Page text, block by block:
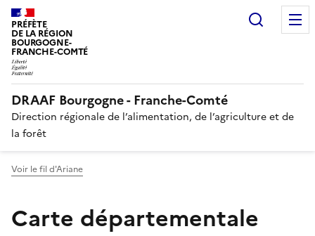
PRÉFÈTE
DE LA RÉGION
BOURGOGNE-
FRANCHE-COMTÉ
DRAAF Bourgogne - Franche-Comté
Direction régionale de l’alimentation, de l’agriculture et de
la forêt
Voir le fil d'Ariane
Carte départementale